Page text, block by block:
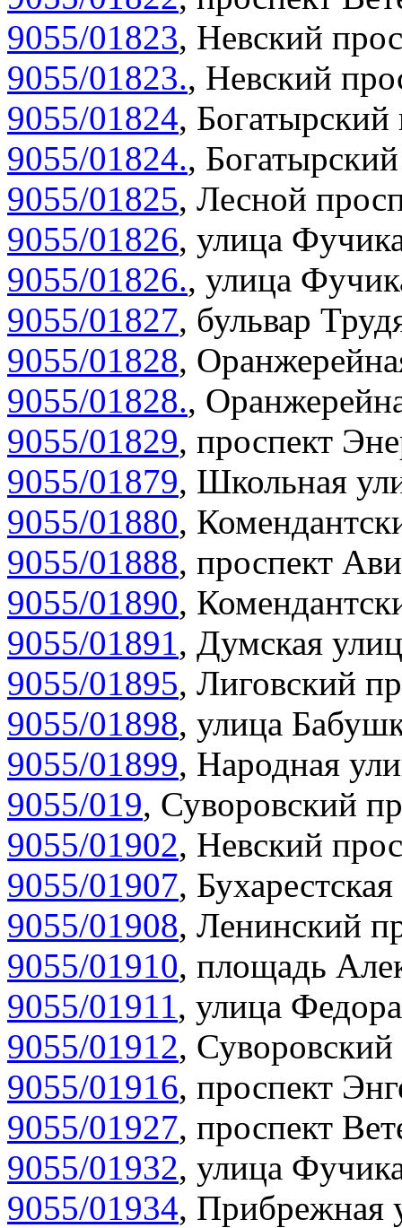
9055/01823, Невский
9055/01823., Невский
9055/01824, Богатырский
9055/01824.,
9055/01825, Лесной
9055/01826, улица
9055/01826., улица
9055/01827, бульвар
9055/01828,
9055/01828.,
9055/01829, проспект
9055/01879, Школьная
9055/01880,
9055/01888, проспект
9055/01890,
9055/01891, Думская
9055/01895, Лиговский
9055/01898, улица
9055/01899, Народная
9055/019, Суворовский
9055/01902, Невский
9055/01907,
9055/01908, Ленинский
9055/01910, площадь
9055/01911, улица
9055/01912, Суворовский
9055/01916, проспект
9055/01927, проспект
9055/01932, улица
9055/01934, Прибрежная